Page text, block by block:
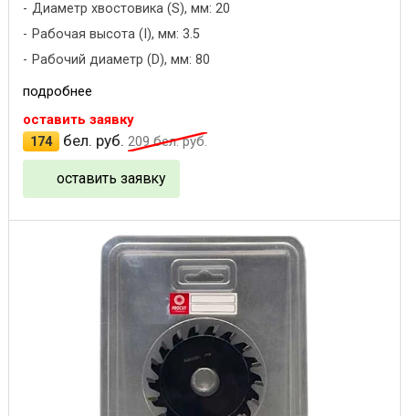
Диаметр хвостовика (S), мм: 20
Рабочая высота (I), мм: 3.5
Рабочий диаметр (D), мм: 80
подробнее
оставить заявку
174
бел. руб. 209бел. руб.
оставить заявку